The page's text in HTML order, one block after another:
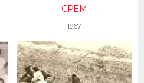
CPEM
1967